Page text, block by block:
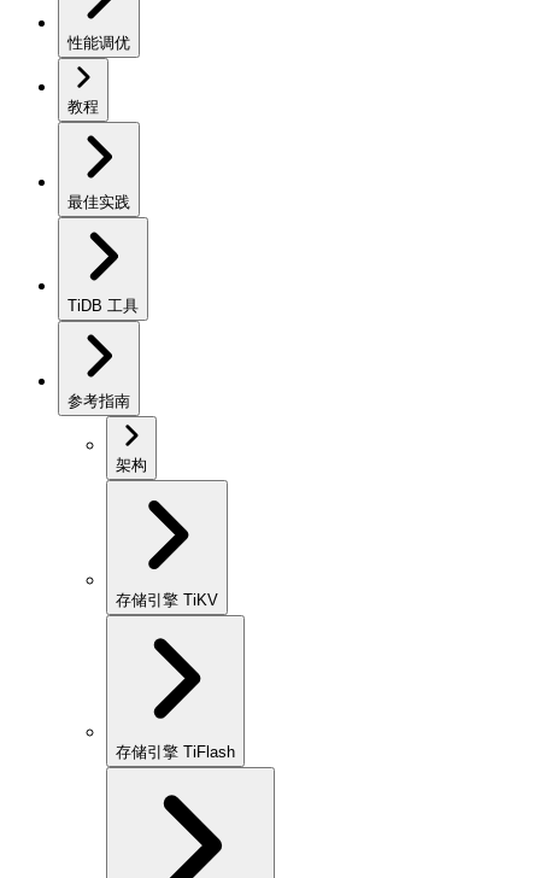
性能调优
教程
最佳实践
TiDB 工具
参考指南
架构
存储引擎 TiKV
存储引擎 TiFlash